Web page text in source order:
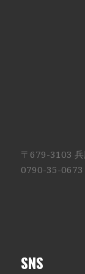
〒679-3103
0790-35-0673
SNS